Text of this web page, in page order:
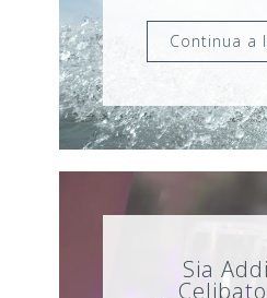
Continua a
Sia